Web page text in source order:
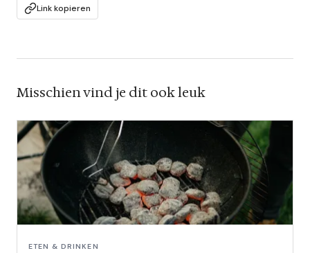
Link kopieren
Misschien vind je dit ook leuk
ETEN & DRINKEN